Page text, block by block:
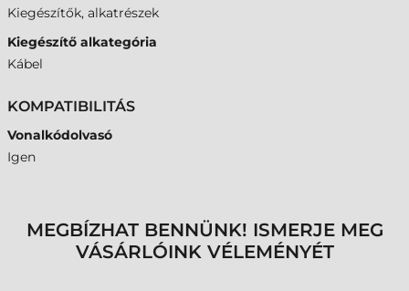
Kiegészítők, alkatrészek
Kiegészítő alkategória
Kábel
KOMPATIBILITÁS
Vonalkódolvasó
Igen
MEGBÍZHAT BENNÜNK! ISMERJE MEG
VÁSÁRLÓINK VÉLEMÉNYÉT